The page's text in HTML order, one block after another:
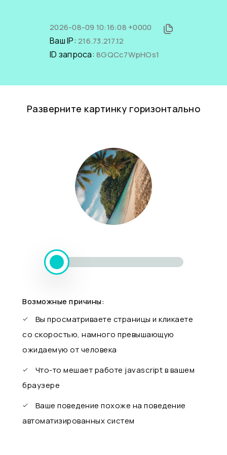
2026-08-09 10:16:08 +0000
Ваш IP: 216.73.217.12
ID запроса: 8GQCc7WpHOs1
Разверните картинку горизонтально
Возможные причины:
Вы просматриваете страницы и кликаете
со скоростью, намного превышающую
ожидаемую от человека
Что-то мешает работе javascript в вашем
браузере
Ваше поведение похоже на поведение
автоматизированных систем